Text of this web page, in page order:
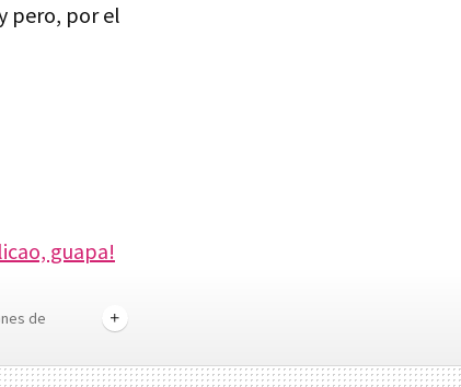
pero, por el
guapa!
de